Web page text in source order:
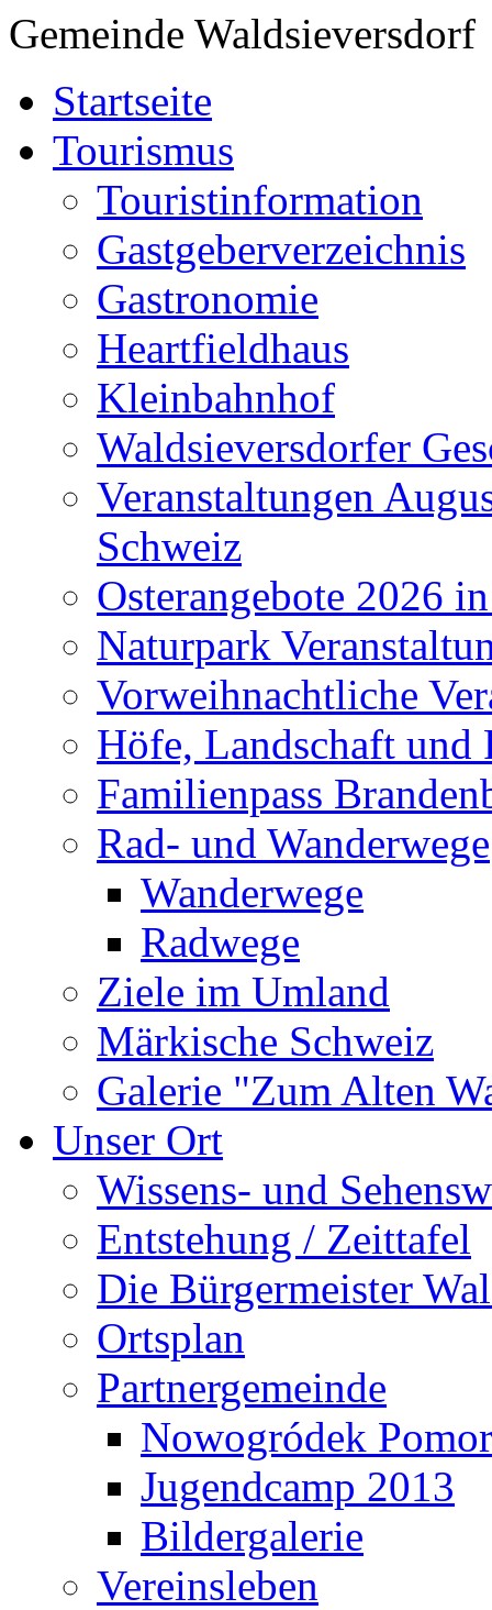
Gemeinde Waldsieversdorf
Startseite
Tourismus
Touristinformation
Gastgeberverzeichnis
Gastronomie
Heartfieldhaus
Kleinbahnhof
Waldsieversdorfer
Veranstaltungen
Schweiz
Osterangebote 2026
Naturpark
Vorweihnachtliche
Höfe, Landschaft und
Familienpass
Rad- und Wanderwege
Wanderwege
Radwege
Ziele im Umland
Märkische Schweiz
Galerie "Zum Alten
Unser Ort
Wissens- und
Entstehung / Zeittafel
Die Bürgermeister
Ortsplan
Partnergemeinde
Nowogródek
Jugendcamp 2013
Bildergalerie
Vereinsleben